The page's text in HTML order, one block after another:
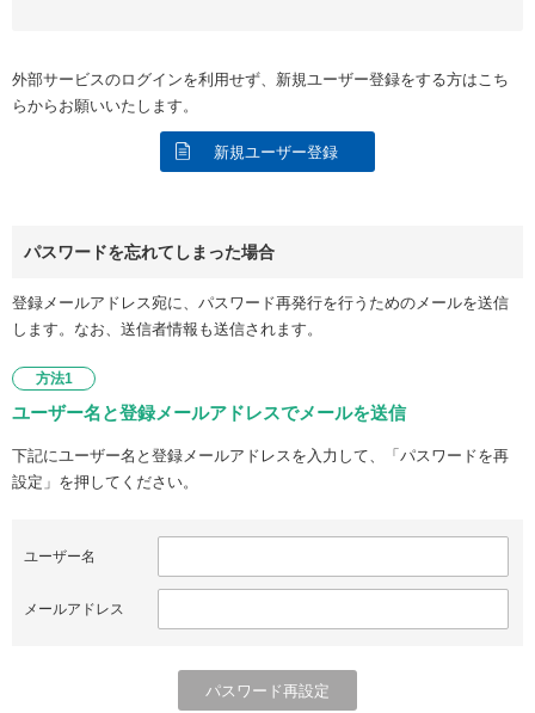
外部サービスのログインを利用せず、新規ユーザー登録をする方はこち
らからお願いいたします。
新規ユーザー登録
パスワードを忘れてしまった場合
登録メールアドレス宛に、パスワード再発行を行うためのメールを送信
します。なお、送信者情報も送信されます。
方法1
ユーザー名と登録メールアドレスでメールを送信
下記にユーザー名と登録メールアドレスを入力して、「パスワードを再
設定」を押してください。
ユーザー名
メールアドレス